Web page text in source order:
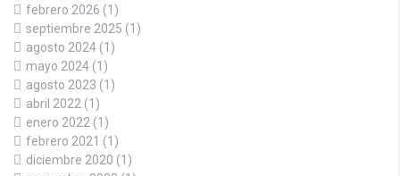
febrero 2026 (1)
septiembre 2025 (1)
agosto 2024 (1)
mayo 2024 (1)
agosto 2023 (1)
abril 2022 (1)
enero 2022 (1)
febrero 2021 (1)
diciembre 2020 (1)